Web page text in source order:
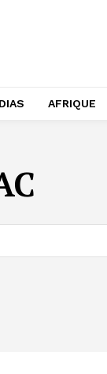
AFRIQUE